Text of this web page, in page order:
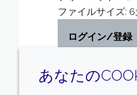
ファイルサイズ:
ログイン/登録
あなたの